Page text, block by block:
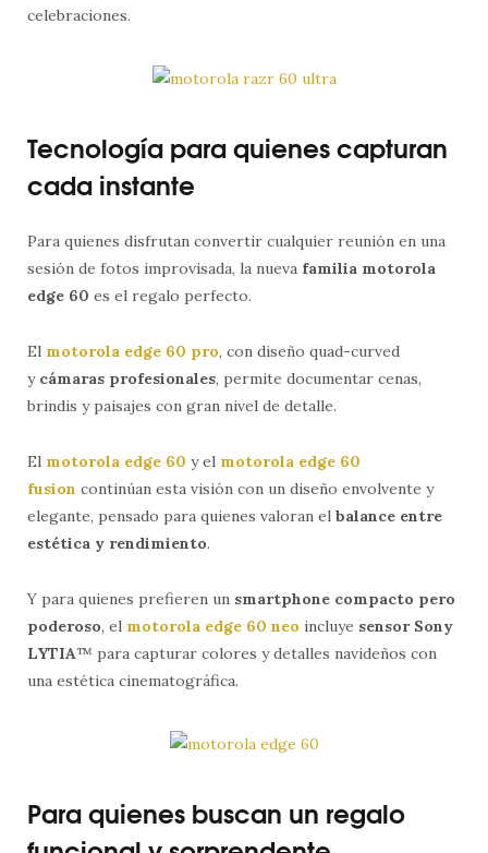
celebraciones.
Tecnología para quienes capturan
cada instante
Para quienes disfrutan convertir cualquier reunión en una
sesión de fotos improvisada, la nueva familia motorola
edge 60 es el regalo perfecto.
El motorola edge 60 pro, con diseño quad-curved
y cámaras profesionales, permite documentar cenas,
brindis y paisajes con gran nivel de detalle.
El motorola edge 60 y el motorola edge 60
fusion continúan esta visión con un diseño envolvente y
elegante, pensado para quienes valoran el balance entre
estética y rendimiento.
Y para quienes prefieren un smartphone compacto pero
poderoso, el motorola edge 60 neo incluye sensor Sony
LYTIA™ para capturar colores y detalles navideños con
una estética cinematográfica.
Para quienes buscan un regalo